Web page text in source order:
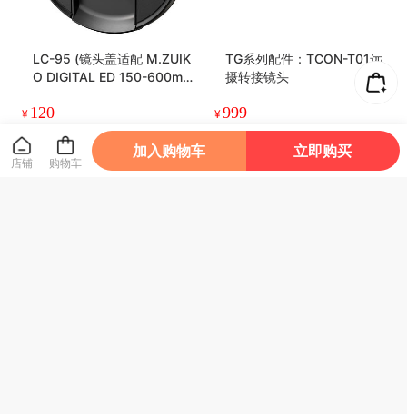
LC-95 (镜头盖适配 M.ZUIK
O DIGITAL ED 150-600m
¥ 120
TG系列配件：TCON-T01远
摄转接镜头
¥999
店铺 购物车
加入购物车 立即购买